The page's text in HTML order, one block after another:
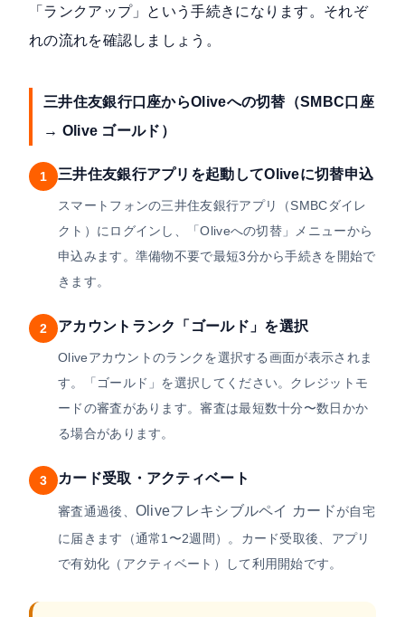
「ランクアップ」という手続きになります。それぞ
れの流れを確認しましょう。
三井住友銀行口座からOliveへの切替（SMBC口座
→ Olive ゴールド）
1 三井住友銀行アプリを起動してOliveに切替申込
スマートフォンの三井住友銀行アプリ（SMBCダイレ
クト）にログインし、「Oliveへの切替」メニューから
申込みます。準備物不要で最短3分から手続きを開始で
きます。
2 アカウントランク「ゴールド」を選択
Oliveアカウントのランクを選択する画面が表示されま
す。「ゴールド」を選択してください。クレジットモ
ードの審査があります。審査は最短数十分〜数日かか
る場合があります。
3 カード受取・アクティベート
審査通過後、 Oliveフレキシブルペイ カードが自宅
に届きます（通常1〜2週間）。カード受取後、アプリ
で有効化（アクティベート）して利用開始です。